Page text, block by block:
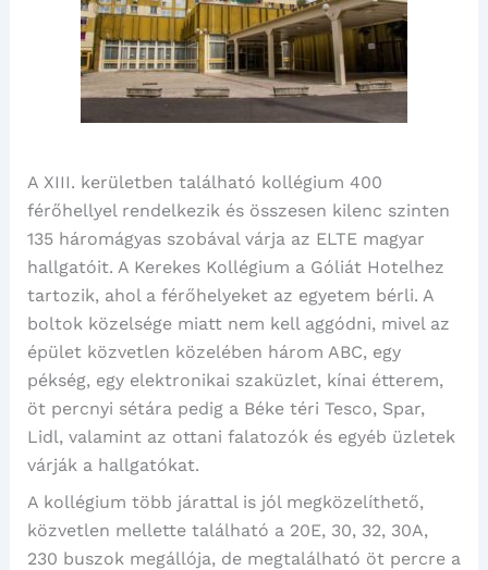
A XIII. kerületben található kollégium 400
férőhellyel rendelkezik és összesen kilenc szinten
135 háromágyas szobával várja az ELTE magyar
hallgatóit. A Kerekes Kollégium a Góliát Hotelhez
tartozik, ahol a férőhelyeket az egyetem bérli. A
boltok közelsége miatt nem kell aggódni, mivel az
épület közvetlen közelében három ABC, egy
pékség, egy elektronikai szaküzlet, kínai étterem,
öt percnyi sétára pedig a Béke téri Tesco, Spar,
Lidl, valamint az ottani falatozók és egyéb üzletek
várják a hallgatókat.
A kollégium több járattal is jól megközelíthető,
közvetlen mellette található a 20E, 30, 32, 30A,
230 buszok megállója, de megtalálható öt percre a